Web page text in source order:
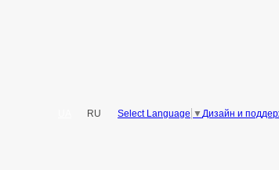
Дизайн и
Select Language ▼
RU